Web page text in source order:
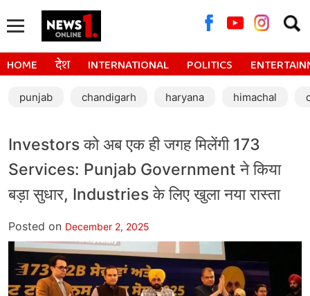
for:
HOME देश INTERNATIONAL POLITICS
punjab chandigarh haryana himachal
Investors को अब एक ही जगह मिलेंगी 173
Services: Punjab Government ने किया
बड़ा सुधार, Industries के लिए खुला नया रास्ता
Posted on December 2, 2025